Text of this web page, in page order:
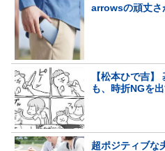
arrowsの頑丈さ
【松本ひで吉
も、時折NGを
超ポジティブな